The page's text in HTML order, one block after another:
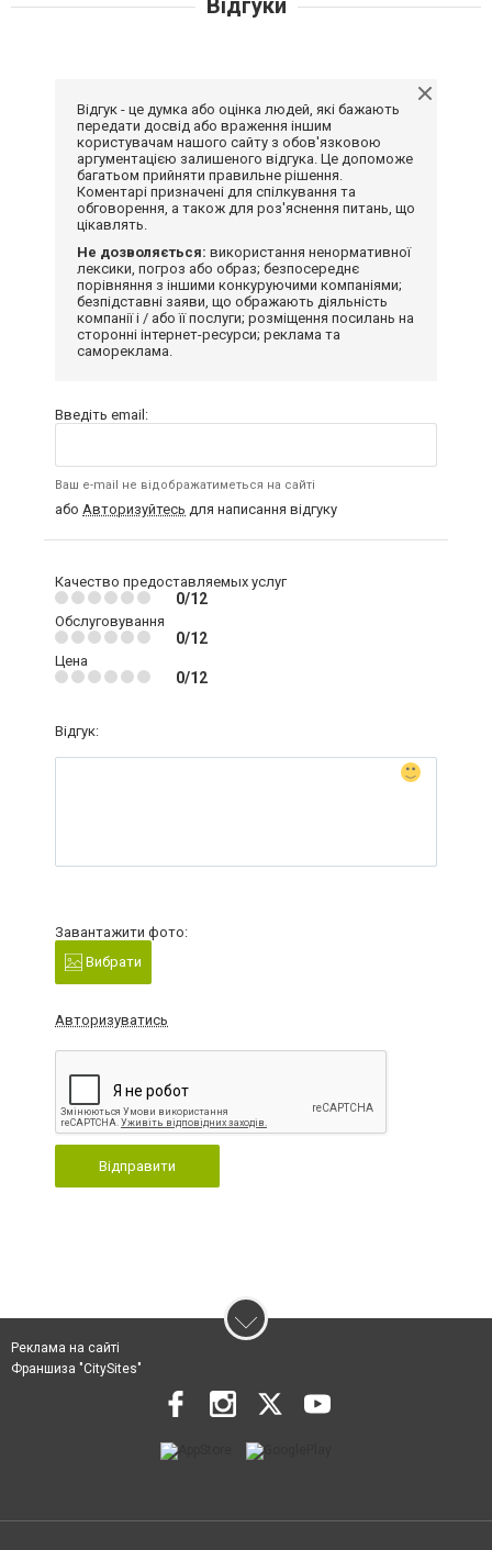
Відгук - це думка або оцінка людей, які бажають
передати досвід або враження іншим
користувачам нашого сайту з обов'язковою
аргументацією залишеного відгука. Це допоможе
багатьом прийняти правильне рішення.
Коментарі призначені для спілкування та
обговорення, а також для роз'яснення питань, що
цікавлять.
Не дозволяється: використання ненормативної
лексики, погроз або образ; безпосереднє
порівняння з іншими конкуруючими компаніями;
безпідставні заяви, що ображають діяльність
компанії і / або її послуги; розміщення посилань на
сторонні інтернет-ресурси; реклама та
самореклама.
Введіть email:
Ваш e-mail не відображатиметься на сайті
або Авторизуйтесь для написання відгуку
Качество предоставляемых услуг
0/12
Обслуговування
0/12
Цена
0/12
Відгук:
Завантажити фото:
Вибрати
Авторизуватись
Відправити
Реклама на сайті
Франшиза "CitySites"